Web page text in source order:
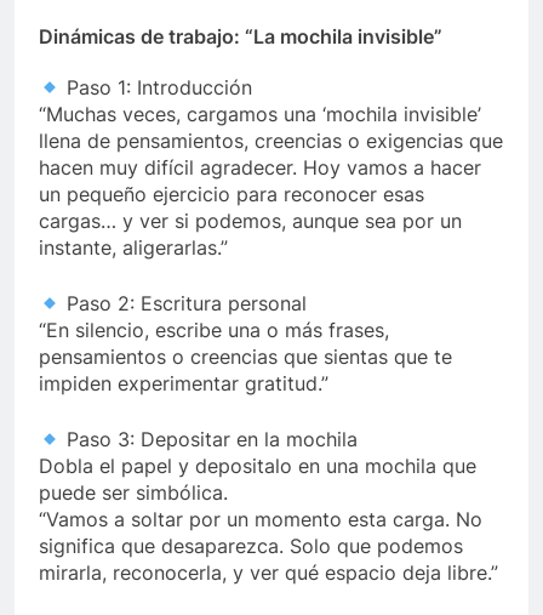
Dinámicas de trabajo: “La mochila invisible”
Paso 1: Introducción
“Muchas veces, cargamos una ‘mochila invisible’
llena de pensamientos, creencias o exigencias que
hacen muy difícil agradecer. Hoy vamos a hacer
un pequeño ejercicio para reconocer esas
cargas… y ver si podemos, aunque sea por un
instante, aligerarlas.”
Paso 2: Escritura personal
“En silencio, escribe una o más frases,
pensamientos o creencias que sientas que te
impiden experimentar gratitud.”
Paso 3: Depositar en la mochila
Dobla el papel y depositalo en una mochila que
puede ser simbólica.
“Vamos a soltar por un momento esta carga. No
significa que desaparezca. Solo que podemos
mirarla, reconocerla, y ver qué espacio deja libre.”